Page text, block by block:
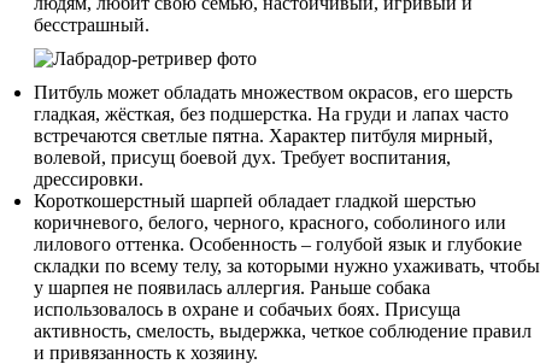
бесстрашный.
Питбуль может обладать множеством окрасов, его шерсть
гладкая, жёсткая, без подшерстка. На груди и лапах часто
встречаются светлые пятна. Характер питбуля мирный,
волевой, присущ боевой дух. Требует воспитания,
дрессировки.
Короткошерстный шарпей обладает гладкой шерстью
коричневого, белого, черного, красного, соболиного или
лилового оттенка. Особенность – голубой язык и глубокие
складки по всему телу, за которыми нужно ухаживать, чтобы
у шарпея не появилась аллергия. Раньше собака
использовалось в охране и собачьих боях. Присуща
активность, смелость, выдержка, четкое соблюдение правил
и привязанность к хозяину.